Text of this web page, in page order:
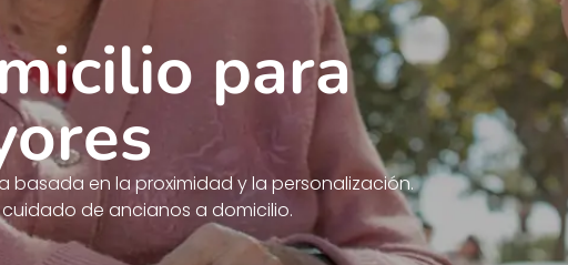
para
en la proximidad y la personalización.
de ancianos a domicilio.